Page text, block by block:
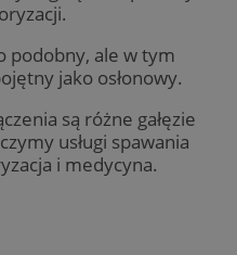
podobny, ale w tym
jako osłonowy.
są różne gałęzie
usługi spawania
i medycyna.